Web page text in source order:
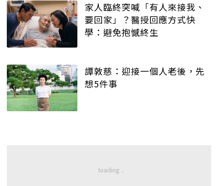
家人臨終突喊「有人來接我、
要回家」？醫授回應方式快
學：避免抱憾終生
譚敦慈：迎接一個人老後，先
想5件事